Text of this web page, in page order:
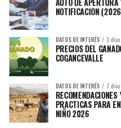
AUTO DE
NOTIFICACION
DATOS DE INTERÉS 3
PRECIOS DEL
COGANCEVALLE
DATOS DE INTERÉS 7
PRACTICAS PARA
NIÑO 2026